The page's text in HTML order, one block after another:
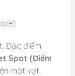
Đặc điểm
Spot (Điểm
mặt vợt.